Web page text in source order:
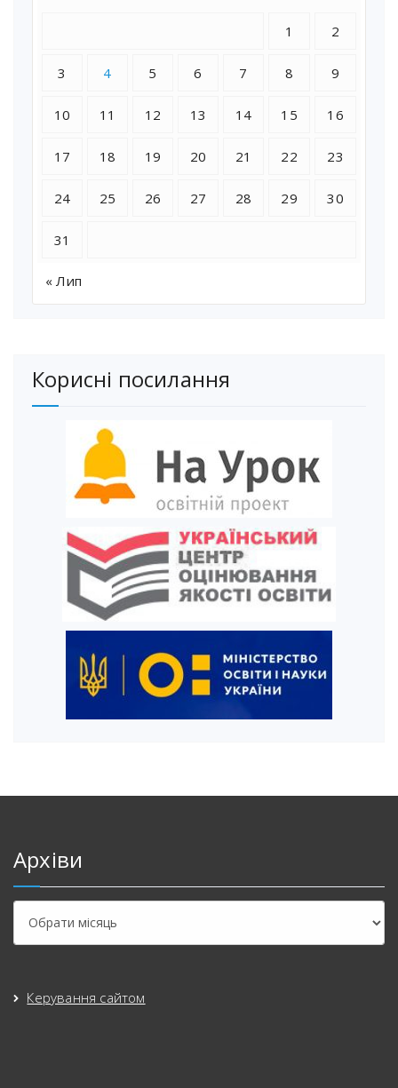
1 2
3 4 5 6 7 8 9
10 11 12 13 14 15 16
17 18 19 20 21 22 23
24 25 26 27 28 29 30
31
« Лип
Корисні посилання
Архіви
Керування сайтом